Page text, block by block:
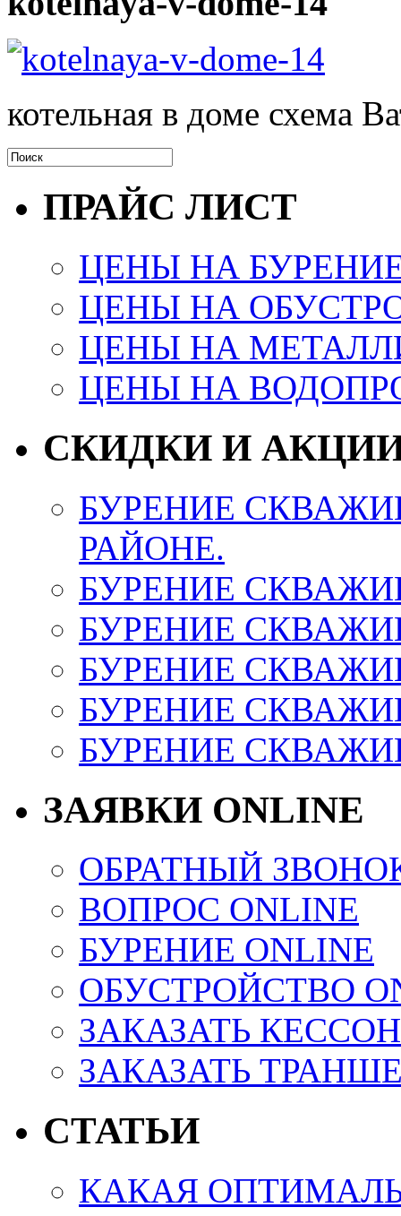
котельная в доме схема
ПРАЙС ЛИСТ
ЦЕНЫ НА
ЦЕНЫ НА
ЦЕНЫ НА
ЦЕНЫ НА
СКИДКИ И
БУРЕНИЕ
РАЙОНЕ.
БУРЕНИЕ
БУРЕНИЕ
БУРЕНИЕ
БУРЕНИЕ
БУРЕНИЕ
ЗАЯВКИ ONLINE
ОБРАТНЫЙ
ВОПРОС ONLINE
БУРЕНИЕ ONLINE
ОБУСТРОЙСТВО
ЗАКАЗАТЬ КЕССОН
ЗАКАЗАТЬ
СТАТЬИ
КАКАЯ